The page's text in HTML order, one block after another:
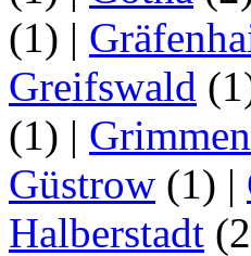
(1) |
Greifswald
(1) | Grimmen
Güstrow (1) |
Halberstadt